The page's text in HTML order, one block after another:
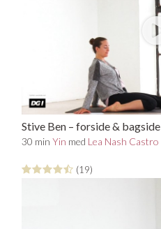
Stive Ben – forside & bagside
30 minYin med Lea Nash Castro
(19)